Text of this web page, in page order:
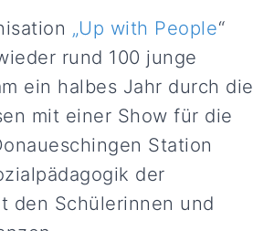
„Up with People“
rund 100 junge
ein halbes Jahr durch die
mit einer Show für die
Station
der
den Schülerinnen und